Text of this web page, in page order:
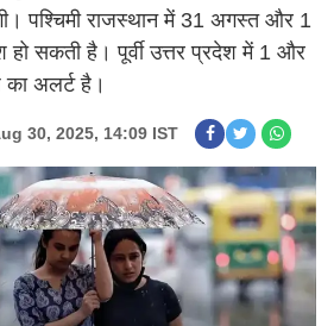
पश्चिमी राजस्थान में 31 अगस्त और 1
हो सकती है। पूर्वी उत्तर प्रदेश में 1 और
का अलर्ट है।
30, 2025, 14:09 IST